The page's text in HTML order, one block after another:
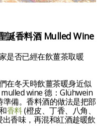
誕香料酒 Mulled Wine
是否已經在飲薑茶取暖
在冬天時飲薑茶暖身近似
wine 德：Glühwein
備。香料酒的做法是把部
香料(橙皮、丁香、八角、
香味，再混和紅酒趁暖飲